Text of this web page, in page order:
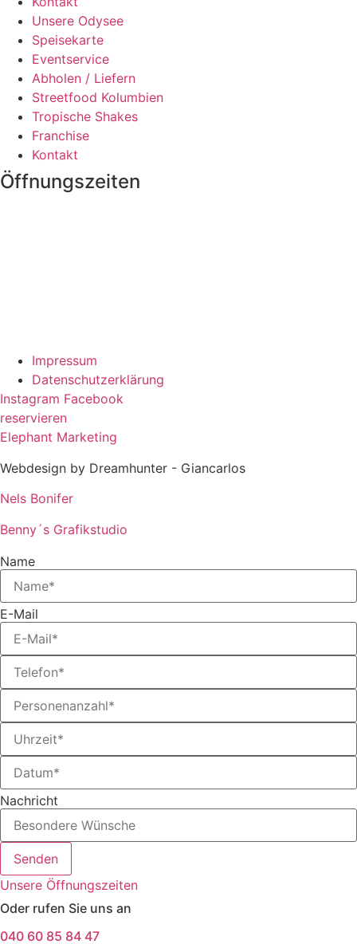
Unsere Odysee
Speisekarte
Eventservice
Abholen / Liefern
Streetfood Kolumbien
Tropische Shakes
Franchise
Kontakt
Öffnungszeiten
Impressum
Datenschutzerklärung
Instagram Facebook
reservieren
Elephant Marketing
Webdesign by Dreamhunter - Giancarlos
Nels Bonifer
Benny´s Grafikstudio
Name
E-Mail
Nachricht
Senden
Unsere Öffnungszeiten
Oder rufen Sie uns an
040 60 85 84 47